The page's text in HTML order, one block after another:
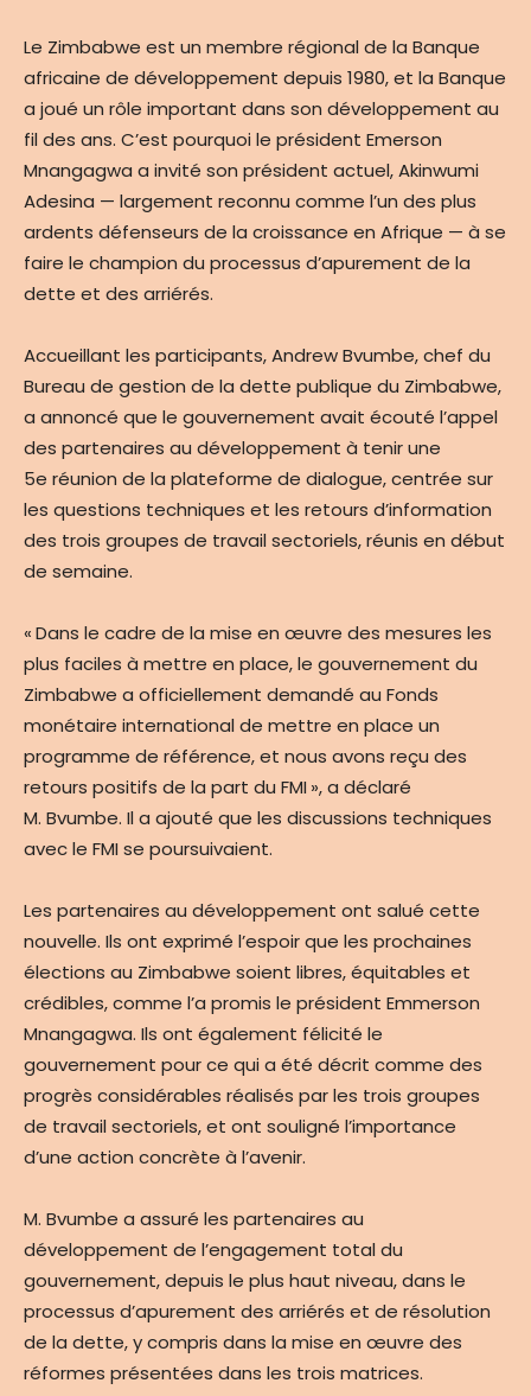
Le Zimbabwe est un membre régional de la Banque
africaine de développement depuis 1980, et la Banque
a joué un rôle important dans son développement au
fil des ans. C’est pourquoi le président Emerson
Mnangagwa a invité son président actuel, Akinwumi
Adesina — largement reconnu comme l’un des plus
ardents défenseurs de la croissance en Afrique — à se
faire le champion du processus d’apurement de la
dette et des arriérés.
Accueillant les participants, Andrew Bvumbe, chef du
Bureau de gestion de la dette publique du Zimbabwe,
a annoncé que le gouvernement avait écouté l’appel
des partenaires au développement à tenir une
5e réunion de la plateforme de dialogue, centrée sur
les questions techniques et les retours d’information
des trois groupes de travail sectoriels, réunis en début
de semaine.
« Dans le cadre de la mise en œuvre des mesures les
plus faciles à mettre en place, le gouvernement du
Zimbabwe a officiellement demandé au Fonds
monétaire international de mettre en place un
programme de référence, et nous avons reçu des
retours positifs de la part du FMI », a déclaré
M. Bvumbe. Il a ajouté que les discussions techniques
avec le FMI se poursuivaient.
Les partenaires au développement ont salué cette
nouvelle. Ils ont exprimé l’espoir que les prochaines
élections au Zimbabwe soient libres, équitables et
crédibles, comme l’a promis le président Emmerson
Mnangagwa. Ils ont également félicité le
gouvernement pour ce qui a été décrit comme des
progrès considérables réalisés par les trois groupes
de travail sectoriels, et ont souligné l’importance
d’une action concrète à l’avenir.
M. Bvumbe a assuré les partenaires au
développement de l’engagement total du
gouvernement, depuis le plus haut niveau, dans le
processus d’apurement des arriérés et de résolution
de la dette, y compris dans la mise en œuvre des
réformes présentées dans les trois matrices.